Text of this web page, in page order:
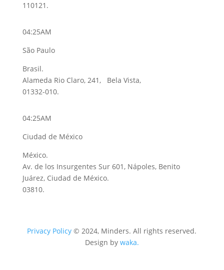
110121.
04:25AM
São Paulo
Brasil.
Alameda Rio Claro, 241, Bela Vista,
01332-010.
04:25AM
Ciudad de México
México.
Av. de los Insurgentes Sur 601, Nápoles, Benito
Juárez, Ciudad de México.
03810.
Privacy Policy © 2024, Minders. All rights reserved.
Design by waka.